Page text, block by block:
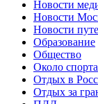
Новости
Новости
Новости
Образование
Общество
Около спорта
Отдых в
Отдых за